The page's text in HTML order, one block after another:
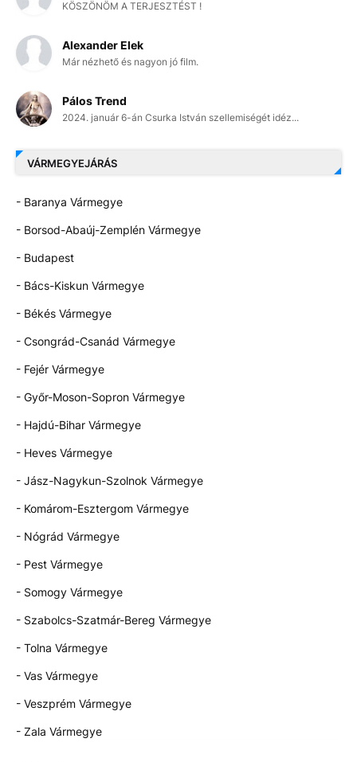
KÖSZÖNÖM A TERJESZTÉST !
Alexander Elek
Már nézhető és nagyon jó film.
Pálos Trend
2024. január 6-án Csurka István szellemiségét idéz...
VÁRMEGYEJÁRÁS
- Baranya Vármegye
- Borsod-Abaúj-Zemplén Vármegye
- Budapest
- Bács-Kiskun Vármegye
- Békés Vármegye
- Csongrád-Csanád Vármegye
- Fejér Vármegye
- Győr-Moson-Sopron Vármegye
- Hajdú-Bihar Vármegye
- Heves Vármegye
- Jász-Nagykun-Szolnok Vármegye
- Komárom-Esztergom Vármegye
- Nógrád Vármegye
- Pest Vármegye
- Somogy Vármegye
- Szabolcs-Szatmár-Bereg Vármegye
- Tolna Vármegye
- Vas Vármegye
- Veszprém Vármegye
- Zala Vármegye